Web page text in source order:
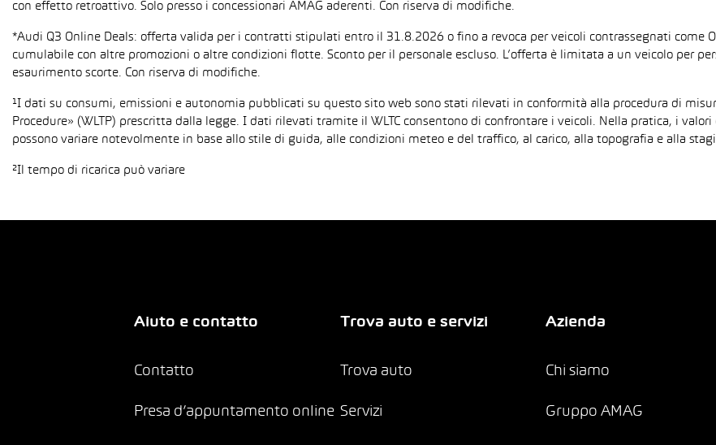
con effetto retroattivo. Solo presso i concessionari AMAG aderenti. Con riserva di modifiche.
*Audi Q3 Online Deals: offerta valida per i contratti stipulati entro il 31.8.2026 o fino a revoca per veicoli contrassegnati come
cumulabile con altre promozioni o altre condizioni flotte. Sconto per il personale escluso. L’offerta è limitata a un veicolo per
esaurimento scorte. Con riserva di modifiche.
¹I dati su consumi, emissioni e autonomia pubblicati su questo sito web sono stati rilevati in conformità alla procedura di
Procedure» (WLTP) prescritta dalla legge. I dati rilevati tramite il WLTC consentono di confrontare i veicoli. Nella pratica, i
possono variare notevolmente in base allo stile di guida, alle condizioni meteo e del traffico, al carico, alla topografia e alla
²Il tempo di ricarica può variare
Aiuto e contatto
Contatto
Presa d’appuntamento online
Trova auto e servizi
Trova auto
Servizi
Azienda
Chi siamo
Gruppo AMAG